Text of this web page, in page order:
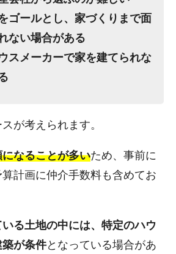
ゴールとし、家づくりまで面
ない場合がある
スメーカーで家を建てられな
が考えられます。
なることが多いため、事前に
計画に仲介手数料も含めてお
る土地の中には、特定のハウ
が条件となっている場合があ